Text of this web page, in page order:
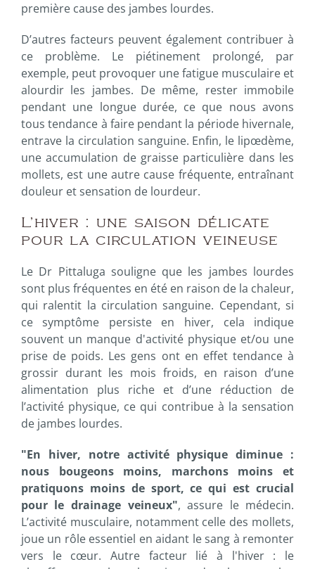
première cause des jambes lourdes.
D’autres facteurs peuvent également contribuer à
ce problème. Le piétinement prolongé, par
exemple, peut provoquer une fatigue musculaire et
alourdir les jambes. De même, rester immobile
pendant une longue durée, ce que nous avons
tous tendance à faire pendant la période hivernale,
entrave la circulation sanguine. Enfin, le lipœdème,
une accumulation de graisse particulière dans les
mollets, est une autre cause fréquente, entraînant
douleur et sensation de lourdeur.
L’hiver : une saison délicate
pour la circulation veineuse
Le Dr Pittaluga souligne que les jambes lourdes
sont plus fréquentes en été en raison de la chaleur,
qui ralentit la circulation sanguine. Cependant, si
ce symptôme persiste en hiver, cela indique
souvent un manque d'activité physique et/ou une
prise de poids. Les gens ont en effet tendance à
grossir durant les mois froids, en raison d’une
alimentation plus riche et d’une réduction de
l’activité physique, ce qui contribue à la sensation
de jambes lourdes.
"En hiver, notre activité physique diminue :
nous bougeons moins, marchons moins et
pratiquons moins de sport, ce qui est crucial
pour le drainage veineux", assure le médecin.
L’activité musculaire, notamment celle des mollets,
joue un rôle essentiel en aidant le sang à remonter
vers le cœur. Autre facteur lié à l'hiver : le